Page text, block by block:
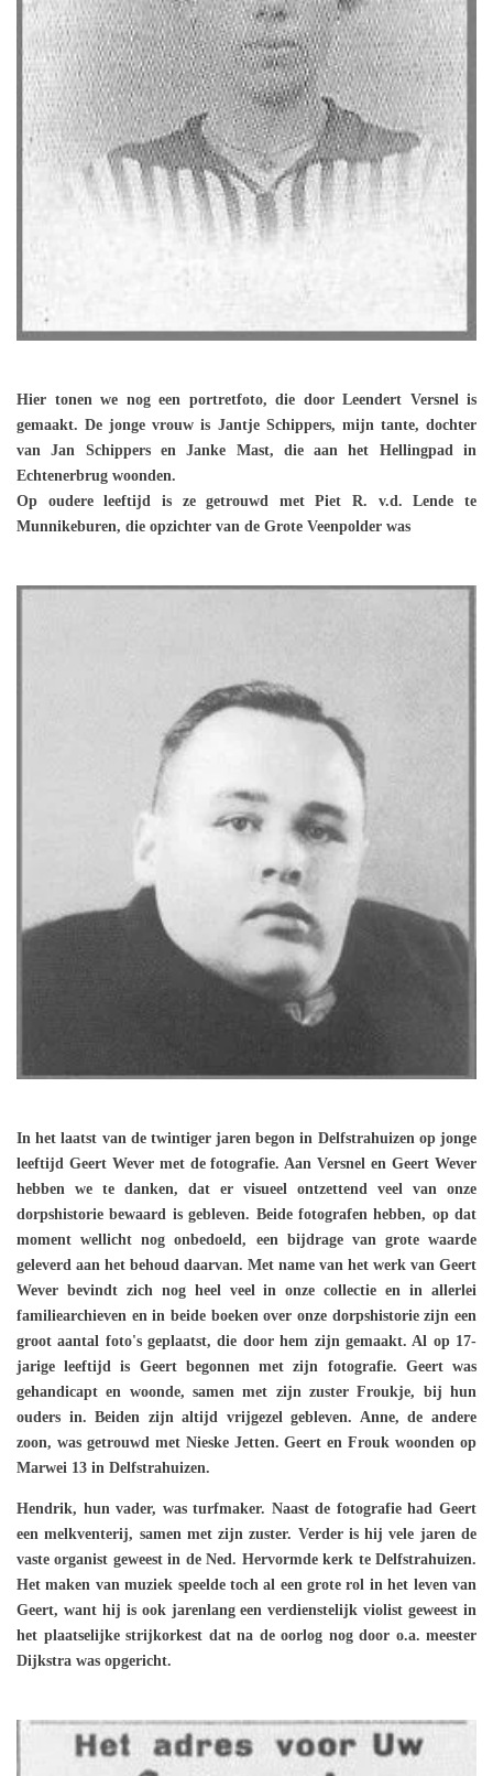
Hier tonen we nog een portretfoto, die door Leendert Versnel is
gemaakt. De jonge vrouw is Jantje Schippers, mijn tante, dochter
van Jan Schippers en Janke Mast, die aan het Hellingpad in
Echtenerbrug woonden.
Op oudere leeftijd is ze getrouwd met Piet R. v.d. Lende te
Munnikeburen, die opzichter van de Grote Veenpolder was
In het laatst van de twintiger jaren begon in Delfstrahuizen op jonge
leeftijd Geert Wever met de fotografie. Aan Versnel en Geert Wever
hebben we te danken, dat er visueel ontzettend veel van onze
dorpshistorie bewaard is gebleven. Beide fotografen hebben, op dat
moment wellicht nog onbedoeld, een bijdrage van grote waarde
geleverd aan het behoud daarvan. Met name van het werk van Geert
Wever bevindt zich nog heel veel in onze collectie en in allerlei
familiearchieven en in beide boeken over onze dorpshistorie zijn een
groot aantal foto's geplaatst, die door hem zijn gemaakt. Al op 17-
jarige leeftijd is Geert begonnen met zijn fotografie. Geert was
gehandicapt en woonde, samen met zijn zuster Froukje, bij hun
ouders in. Beiden zijn altijd vrijgezel gebleven. Anne, de andere
zoon, was getrouwd met Nieske Jetten. Geert en Frouk woonden op
Marwei 13 in Delfstrahuizen.
Hendrik, hun vader, was turfmaker. Naast de fotografie had Geert
een melkventerij, samen met zijn zuster. Verder is hij vele jaren de
vaste organist geweest in de Ned. Hervormde kerk te Delfstrahuizen.
Het maken van muziek speelde toch al een grote rol in het leven van
Geert, want hij is ook jarenlang een verdienstelijk violist geweest in
het plaatselijke strijkorkest dat na de oorlog nog door o.a. meester
Dijkstra was opgericht.